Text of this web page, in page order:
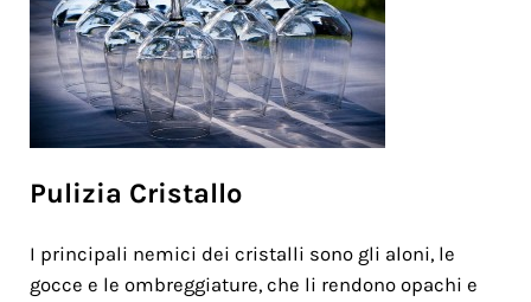
Pulizia Cristallo
I principali nemici dei cristalli sono gli aloni, le
gocce e le ombreggiature, che li rendono opachi e